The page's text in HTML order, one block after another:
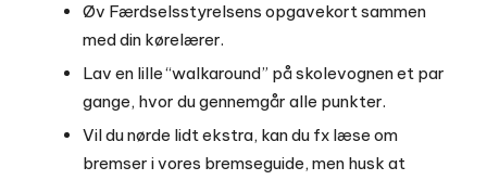
Øv Færdselsstyrelsens opgavekort sammen
med din kørelærer.
Lav en lille “walkaround” på skolevognen et par
gange, hvor du gennemgår alle punkter.
Vil du nørde lidt ekstra, kan du fx læse om
bremser ivores bremseguide, men husk at